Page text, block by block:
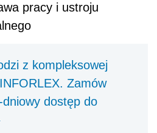
pracy i ustroju
z kompleksowej
Zamów
dniowy dostęp do